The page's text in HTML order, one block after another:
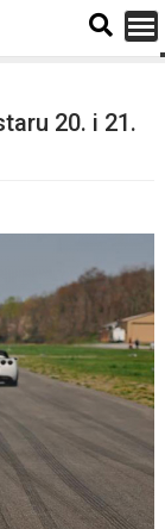
20. i 21.